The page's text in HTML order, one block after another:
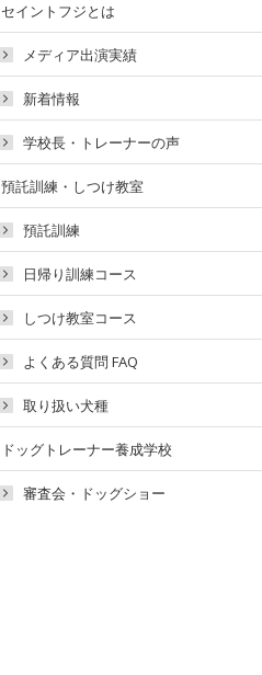
セイントフジとは
メディア出演実績
新着情報
学校長・トレーナーの声
預託訓練・しつけ教室
預託訓練
日帰り訓練コース
しつけ教室コース
よくある質問 FAQ
取り扱い犬種
ドッグトレーナー養成学校
審査会・ドッグショー